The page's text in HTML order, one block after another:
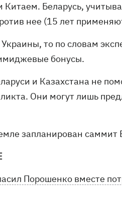
Беларусь,
нее (15 лет
то по словам
бонусы.
и Казахстана не
Они могут лишь
запланирован саммит
Порошенко вместе